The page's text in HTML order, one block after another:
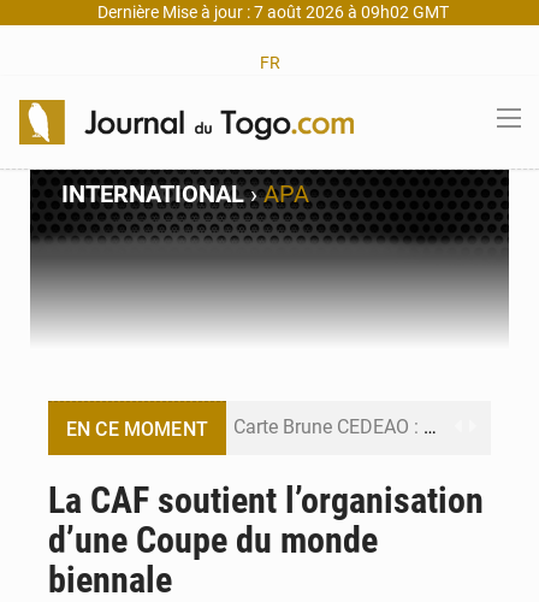
Dernière Mise à jour : 7 août 2026 à 09h02 GMT
FR
INTERNATIONAL›APA
EN CE MOMENT Carte Brune CEDEAO : Lomé mise sur la digitalisation des sinistres
La CAF soutient l’organisation
d’une Coupe du monde
biennale